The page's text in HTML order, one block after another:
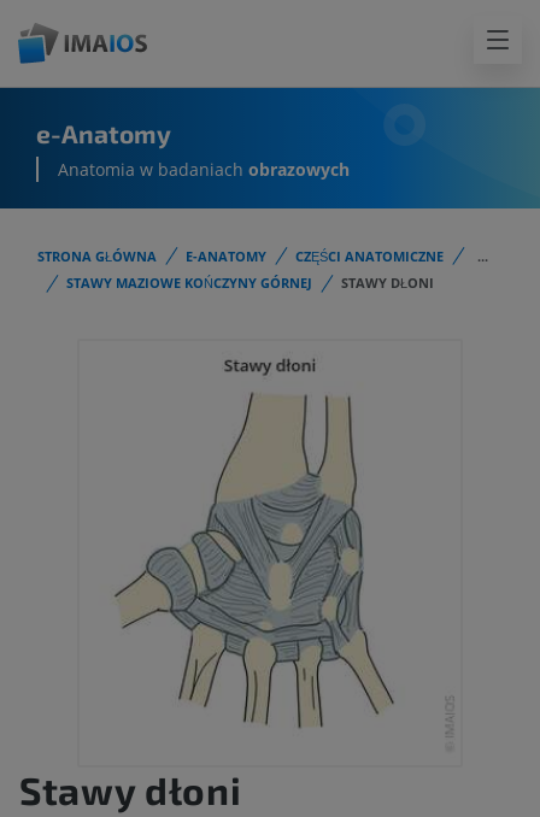
e-Anatomy
Anatomia w badaniach obrazowych
STRONA GŁÓWNA E-ANATOMY CZĘŚCI ANATOMICZNE
...
STAWY MAZIOWE KOŃCZYNY GÓRNEJ
STAWY DŁONI
Stawy dłoni